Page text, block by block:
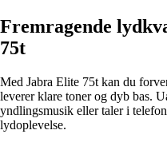
Fremragende
75t
Med Jabra Elite 75t kan du
leverer klare toner og dyb bas.
yndlingsmusik eller taler i
lydoplevelse.